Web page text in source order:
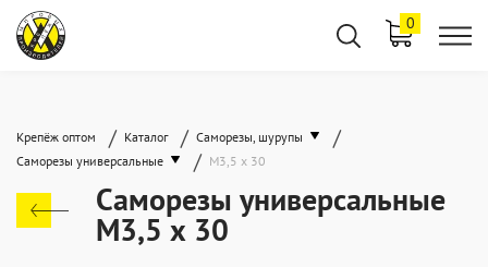
0
Крепёж оптом / Каталог / Саморезы, шурупы /
Саморезы универсальные / М3,5 х 30
Саморезы универсальные
М3,5 х 30